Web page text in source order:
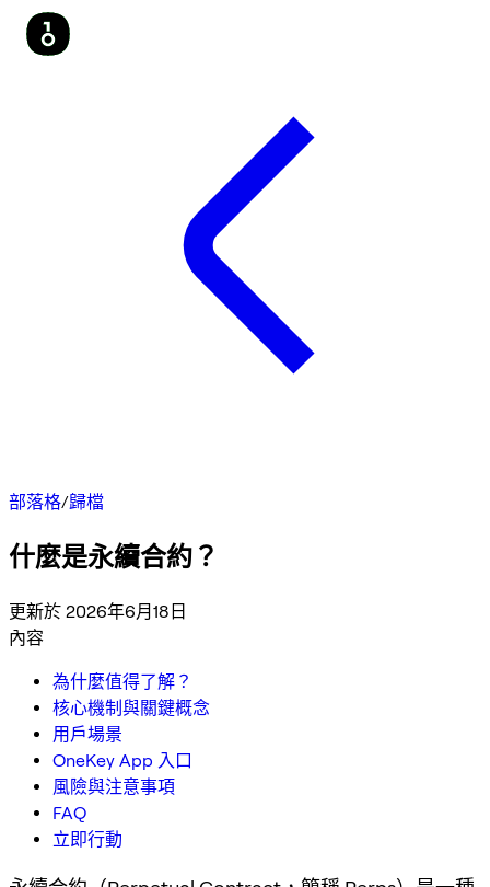
部落格/歸檔
什麼是永續合約？
更新於 2026年6月18日
內容
為什麼值得了解？
核心機制與關鍵概念
用戶場景
OneKey App 入口
風險與注意事項
FAQ
立即行動